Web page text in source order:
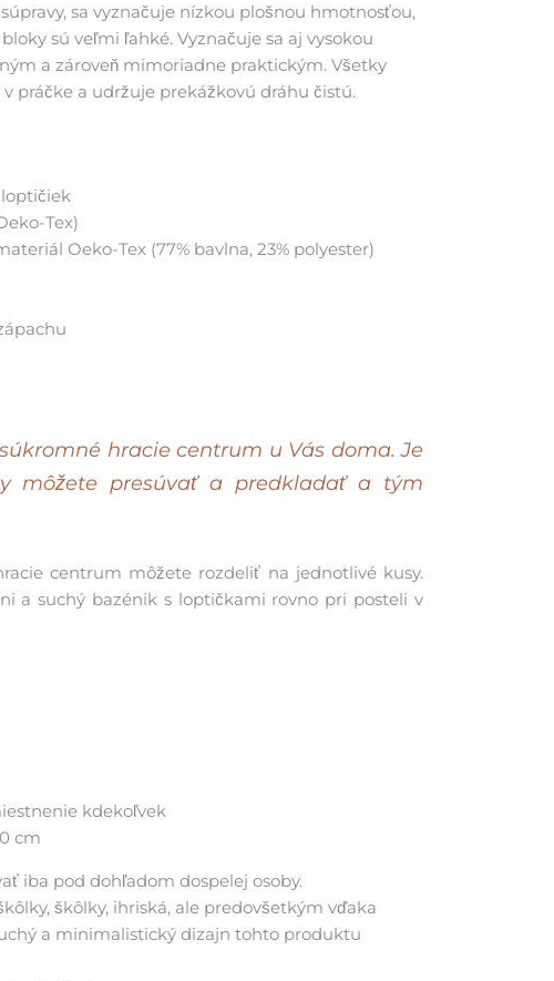
sa vyznačuje nízkou plošnou hmotnosťou,
sú veľmi ľahké. Vyznačuje sa aj vysokou
a zároveň mimoriadne praktickým. Všetky
práčke a udržuje prekážkovú dráhu čistú.
loptičiek
Tex)
Oeko-Tex (77% bavlna, 23% polyester)
hracie centrum u Vás doma. Je
môžete presúvať a predkladať a tým
centrum môžete rozdeliť na jednotlivé kusy.
a suchý bazénik s loptičkami rovno pri posteli v
kdekoľvek
cm
iba pod dohľadom dospelej osoby.
škôlky, ihriská, ale predovšetkým vďaka
a minimalistický dizajn tohto produktu